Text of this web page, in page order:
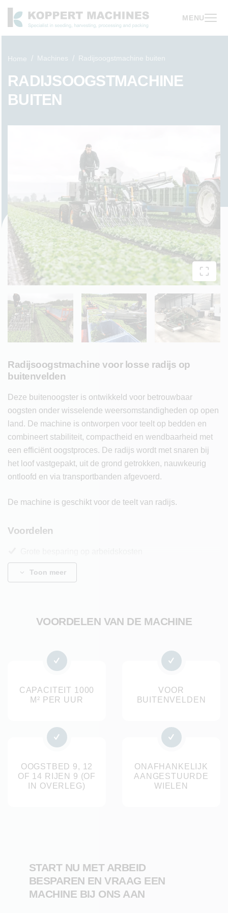
MENU
Home Machines Radijsoogstmachine buiten
RADIJSOOGSTMACHINE
BUITEN
Radijsoogstmachine voor losse radijs op
buitenvelden
Deze buitenoogster is ontwikkeld voor betrouwbaar
oogsten onder wisselende weersomstandigheden op open
land. De machine is ontworpen voor teelt op bedden en
combineert stabiliteit, compactheid en wendbaarheid met
een efficiënt oogstproces. De radijs wordt met snaren bij
het loof vastgepakt, uit de grond getrokken, nauwkeurig
ontloofd en via transportbanden afgevoerd.
De machine is geschikt voor de teelt van radijs.
Voordelen
Optimale verhouding nauwkeurigheid en productiviteit
uniforme productkwaliteit op en ondersteunt een stabiel
oogstproces, ongeacht de omstandigheden. De constante
verwerking zorgt voor een betrouwbaar eindproduct
geschikt voor verdere sortering en verpakking.
Technische specificaties
Aandrijving: zelfrijdend, hydraulisch met Kubota
dieselmotor
Uitvoeringen: 9, 12 en 14 rijen oogstbed (of in
overleg te bepalen)
Buffermogelijkheden: containerplatform of
uitschuifbare zijband voor meenemen meerdere
containers.
Toon meer
VOORDELEN VAN DE MACHINE
CAPACITEIT 1000
M² PER UUR
VOOR
BUITENVELDEN
OOGSTBED 9, 12
OF 14 RIJEN 9 (OF
IN OVERLEG)
ONAFHANKELIJK
AANGESTUURDE
WIELEN
START NU MET ARBEID
BESPAREN EN VRAAG EEN
MACHINE BIJ ONS AAN